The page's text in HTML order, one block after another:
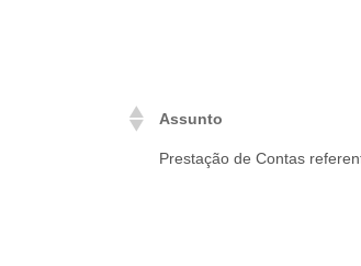
Assunto
Prestação de Contas